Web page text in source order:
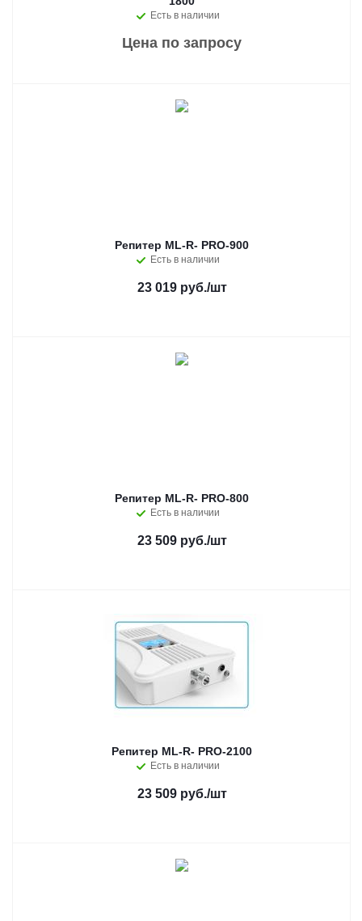
Есть в наличии
Цена по запросу
Репитер ML-R- PRO-900
Есть в наличии
23 019 руб./шт
Репитер ML-R- PRO-800
Есть в наличии
23 509 руб./шт
Репитер ML-R- PRO-2100
Есть в наличии
23 509 руб./шт